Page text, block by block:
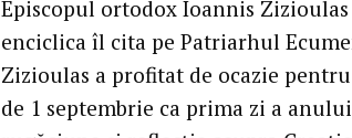
Episcopul ortodox Ioannis
enciclica îl cita pe Patriarhul
Zizioulas a profitat de ocazie
de 1 septembrie ca prima zi a